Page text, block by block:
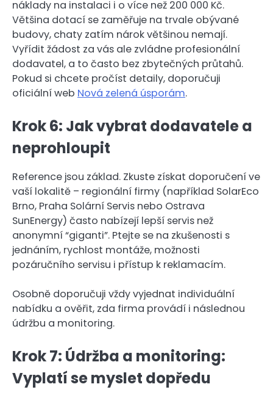
náklady na instalaci i o více než 200 000 Kč.
Většina dotací se zaměřuje na trvale obývané
budovy, chaty zatím nárok většinou nemají.
Vyřídit žádost za vás ale zvládne profesionální
dodavatel, a to často bez zbytečných průtahů.
Pokud si chcete pročíst detaily, doporučuji
oficiální web Nová zelená úsporám.
Krok 6: Jak vybrat dodavatele a
neprohloupit
Reference jsou základ. Zkuste získat doporučení ve
vaší lokalitě – regionální firmy (například SolarEco
Brno, Praha Solární Servis nebo Ostrava
SunEnergy) často nabízejí lepší servis než
anonymní “giganti”. Ptejte se na zkušenosti s
jednáním, rychlost montáže, možnosti
pozáručního servisu i přístup k reklamacím.
Osobně doporučuji vždy vyjednat individuální
nabídku a ověřit, zda firma provádí i následnou
údržbu a monitoring.
Krok 7: Údržba a monitoring:
Vyplatí se myslet dopředu